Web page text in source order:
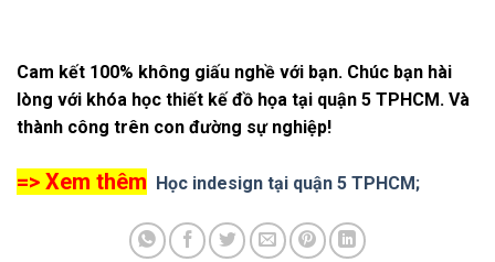
Cam kết 100% không giấu nghề với bạn. Chúc bạn hài
lòng với khóa học thiết kế đồ họa tại quận 5 TPHCM. Và
thành công trên con đường sự nghiệp!
=> Xem thêm Học indesign tại quận 5 TPHCM;